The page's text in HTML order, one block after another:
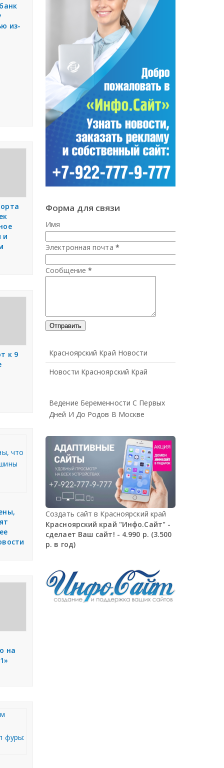
из-
и
к 9
на
Форма для связи
Имя
Электронная почта *
Сообщение *
Красноярский Край Новости
Новости Красноярский Край
Ведение Беременности С Первых
Дней И До Родов В Москве
Создать сайт в Красноярский край
Красноярский край "Инфо.Сайт" -
сделает Ваш сайт! - 4.990 р. (3.500
р. в год)